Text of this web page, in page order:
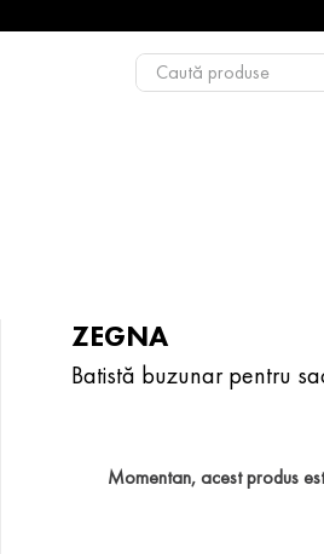
Caută produse
ZEGNA
Batistă buzunar pentru
Momentan, acest produs